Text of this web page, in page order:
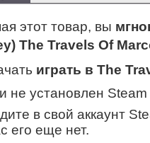
этот товар, вы
The Travels Of
играть в The
не установлен
в свой аккаунт
его еще нет.